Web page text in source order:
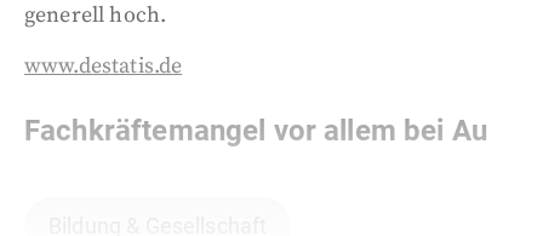
generell hoch.
www.destatis.de
Fachkräftemangel vor allem bei Au